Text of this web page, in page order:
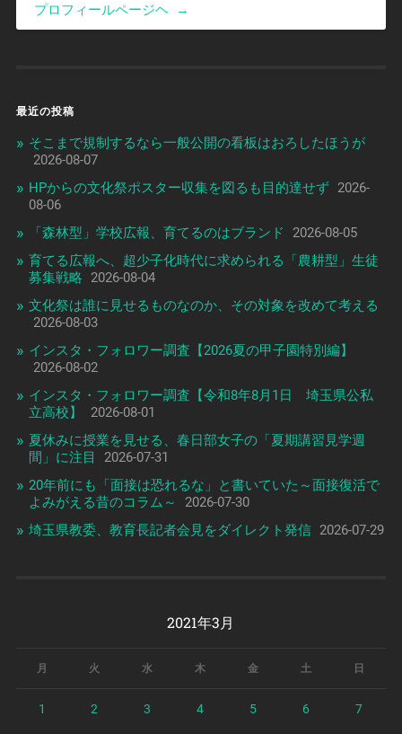
プロフィールページヘ
→
最近の投稿
そこまで規制するなら一般公開の看板はおろしたほうが
2026-08-07
HPからの文化祭ポスター収集を図るも目的達せず 2026-
08-06
「森林型」学校広報、育てるのはブランド
2026-08-05
育てる広報へ、超少子化時代に求められる「農耕型」生徒
募集戦略
2026-08-04
文化祭は誰に見せるものなのか、その対象を改めて考える
2026-08-03
インスタ・フォロワー調査【2026夏の甲子園特別編】
2026-08-02
インスタ・フォロワー調査【令和8年8月1日 埼玉県公私
立高校】
2026-08-01
夏休みに授業を見せる、春日部女子の「夏期講習見学週
間」に注目
2026-07-31
20年前にも「面接は恐れるな」と書いていた～面接復活で
よみがえる昔のコラム～
2026-07-30
埼玉県教委、教育長記者会見をダイレクト発信 2026-07-29
2021年3月
月 火 水 木 金 土 日
1 2 3 4 5 6 7